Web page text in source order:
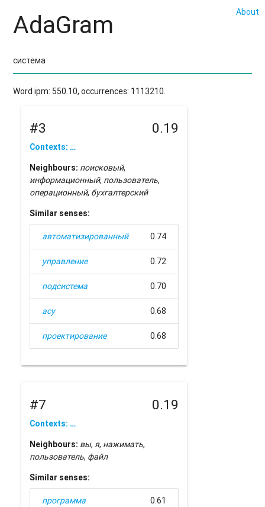
About
AdaGram
Word ipm: 550.10, occurrences: 1113210.
#3 0.19
Contexts: …
Neighbours: поисковый,
информационный, пользователь,
операционный, бухгалтерский
Similar senses:
автоматизированный 0.74
управление 0.72
подсистема 0.70
асу 0.68
проектирование 0.68
#7 0.19
Contexts: …
Neighbours: вы,я, нажимать,
пользователь, файл
Similar senses:
программа 0.61